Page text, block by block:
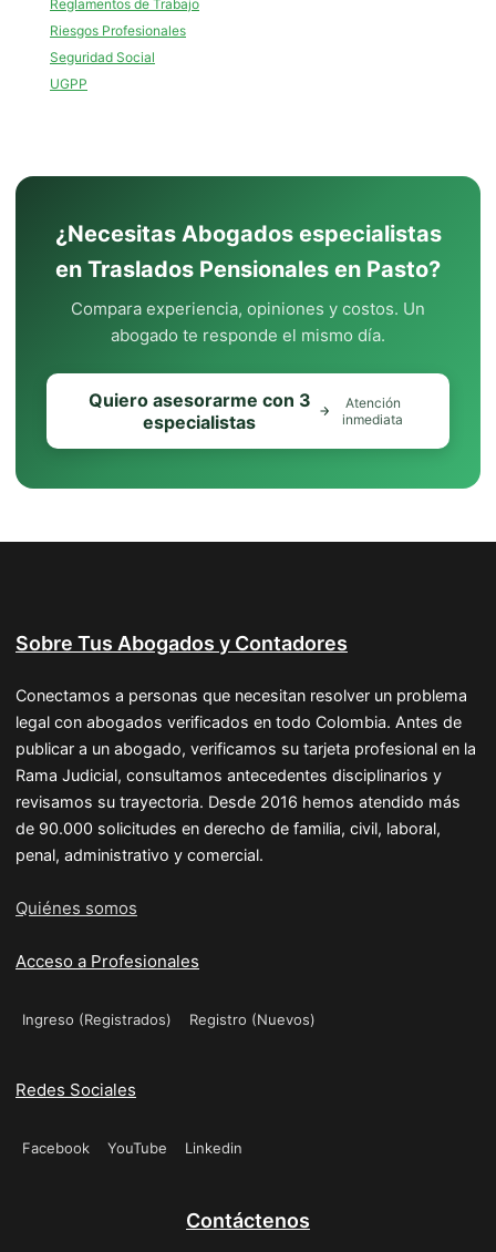
Reglamentos de Trabajo
Riesgos Profesionales
Seguridad Social
UGPP
¿Necesitas Abogados especialistas
en Traslados Pensionales en Pasto?
Compara experiencia, opiniones y costos. Un
abogado te responde el mismo día.
Quiero asesorarme con 3
especialistas
Atención
inmediata
Sobre Tus Abogados y Contadores
Conectamos a personas que necesitan resolver un problema
legal con abogados verificados en todo Colombia. Antes de
publicar a un abogado, verificamos su tarjeta profesional en la
Rama Judicial, consultamos antecedentes disciplinarios y
revisamos su trayectoria. Desde 2016 hemos atendido más
de 90.000 solicitudes en derecho de familia, civil, laboral,
penal, administrativo y comercial.
Quiénes somos
Acceso a Profesionales
Ingreso (Registrados) Registro (Nuevos)
Redes Sociales
Facebook YouTube Linkedin
Contáctenos